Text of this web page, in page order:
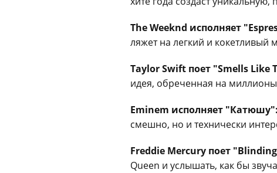
The Weeknd исполняет
ляжет на легкий и кокетливый
Taylor Swift поет "Smells Like
идея, обреченная на
Eminem исполняет "Катюшу":
смешно, но и технически
Freddie Mercury поет
Queen и услышать, как бы